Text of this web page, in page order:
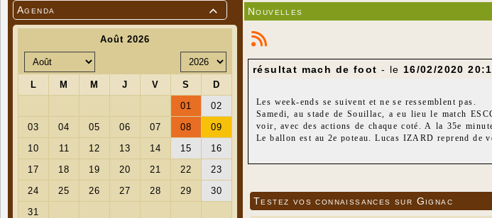

Agenda Nouvelles
résultat mach de foot - le 16/02/2020
Les week-ends se suivent et ne se ressemblent pas.
Samedi, au stade de Souillac, a eu lieu le match
voir, avec des actions de chaque coté. A la 35e
Le ballon est au 2e poteau. Lucas IZARD reprend
Dimanche au stade de Gignac, ESCG2 contre
Testez vos connaissances sur Gignac